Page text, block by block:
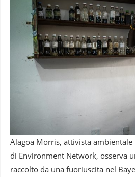
Alagoa Morris, attivista
di Environment Network, osserva
raccolto da una fuoriuscita nel